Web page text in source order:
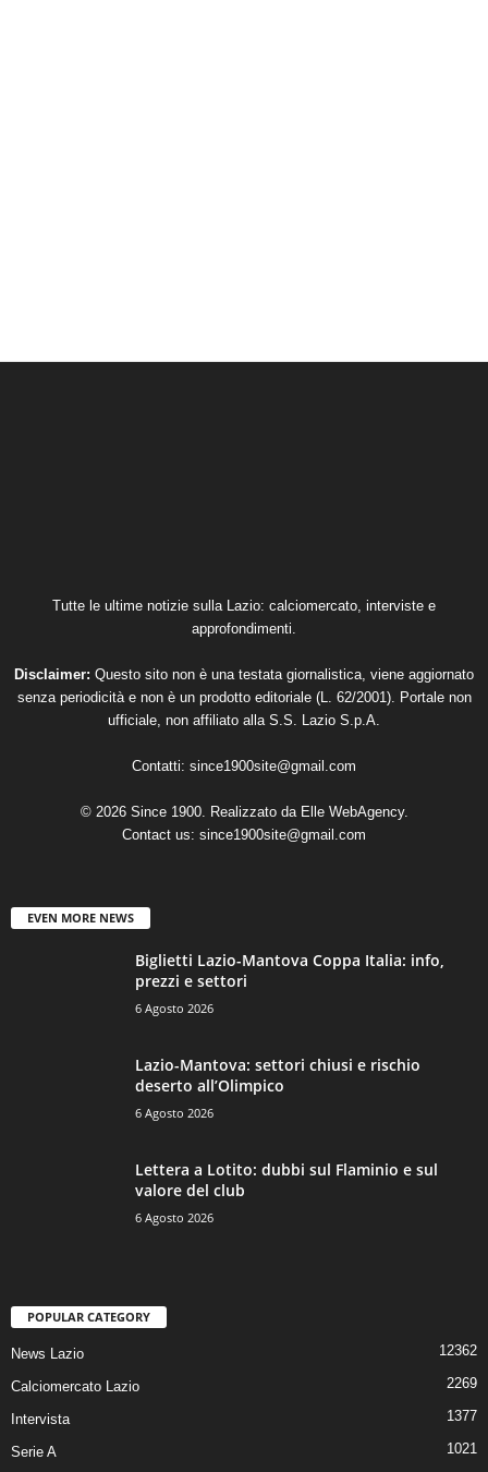
Tutte le ultime notizie sulla Lazio: calciomercato, interviste e
approfondimenti.
Disclaimer: Questo sito non è una testata giornalistica, viene aggiornato
senza periodicità e non è un prodotto editoriale (L. 62/2001). Portale non
ufficiale, non affiliato alla S.S. Lazio S.p.A.
Contatti: since1900site@gmail.com
© 2026 Since 1900. Realizzato da Elle WebAgency.
Contact us: since1900site@gmail.com
EVEN MORE NEWS
Biglietti Lazio-Mantova Coppa Italia: info,
prezzi e settori
6 Agosto 2026
Lazio-Mantova: settori chiusi e rischio
deserto all’Olimpico
6 Agosto 2026
Lettera a Lotito: dubbi sul Flaminio e sul
valore del club
6 Agosto 2026
POPULAR CATEGORY
News Lazio 12362
Calciomercato Lazio 2269
Intervista 1377
Serie A 1021